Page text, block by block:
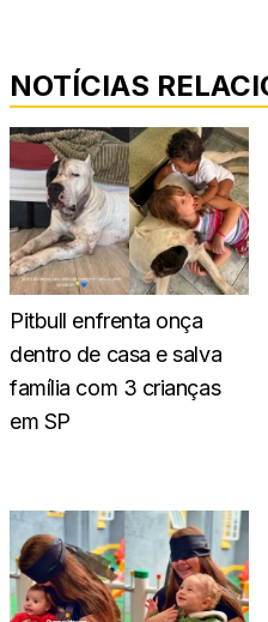
NOTÍCIAS
Pitbull enfrenta onça
dentro de casa e salva
família com 3 crianças
em SP